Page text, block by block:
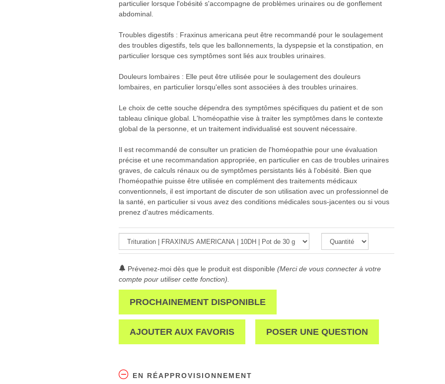
particulier lorsque l'obésité s'accompagne de problèmes urinaires ou de gonflement
abdominal.
Troubles digestifs : Fraxinus americana peut être recommandé pour le soulagement
des troubles digestifs, tels que les ballonnements, la dyspepsie et la constipation, en
particulier lorsque ces symptômes sont liés aux troubles urinaires.
Douleurs lombaires : Elle peut être utilisée pour le soulagement des douleurs
lombaires, en particulier lorsqu'elles sont associées à des troubles urinaires.
Le choix de cette souche dépendra des symptômes spécifiques du patient et de son
tableau clinique global. L'homéopathie vise à traiter les symptômes dans le contexte
global de la personne, et un traitement individualisé est souvent nécessaire.
Il est recommandé de consulter un praticien de l'homéopathie pour une évaluation
précise et une recommandation appropriée, en particulier en cas de troubles urinaires
graves, de calculs rénaux ou de symptômes persistants liés à l'obésité. Bien que
l'homéopathie puisse être utilisée en complément des traitements médicaux
conventionnels, il est important de discuter de son utilisation avec un professionnel de
la santé, en particulier si vous avez des conditions médicales sous-jacentes ou si vous
prenez d'autres médicaments.
Prévenez-moi dès que le produit est disponible (Merci de vous connecter à votre
compte pour utiliser cette fonction).
PROCHAINEMENT DISPONIBLE
AJOUTER AUX FAVORIS POSER UNE QUESTION
EN RÉAPPROVISIONNEMENT